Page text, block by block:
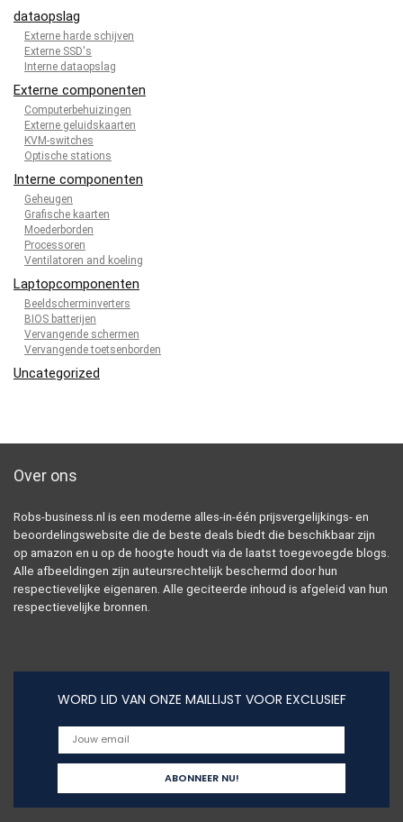
dataopslag
Externe harde schijven
Externe SSD's
Interne dataopslag
Externe componenten
Computerbehuizingen
Externe geluidskaarten
KVM-switches
Optische stations
Interne componenten
Geheugen
Grafische kaarten
Moederborden
Processoren
Ventilatoren and koeling
Laptopcomponenten
Beeldscherminverters
BIOS batterijen
Vervangende schermen
Vervangende toetsenborden
Uncategorized
Over ons
Robs-business.nl is een moderne alles-in-één prijsvergelijkings- en
beoordelingswebsite die de beste deals biedt die beschikbaar zijn
op amazon en u op de hoogte houdt via de laatst toegevoegde blogs.
Alle afbeeldingen zijn auteursrechtelijk beschermd door hun
respectievelijke eigenaren. Alle geciteerde inhoud is afgeleid van hun
respectievelijke bronnen.
WORD LID VAN ONZE MAILLIJST VOOR EXCLUSIEF